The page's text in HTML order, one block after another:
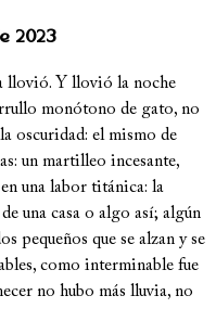
2023
llovió. Y llovió la noche
monótono de gato, no
oscuridad: el mismo de
un martilleo incesante,
una labor titánica: la
una casa o algo así; algún
pequeños que se alzan y se
como interminable fue
no hubo más lluvia, no